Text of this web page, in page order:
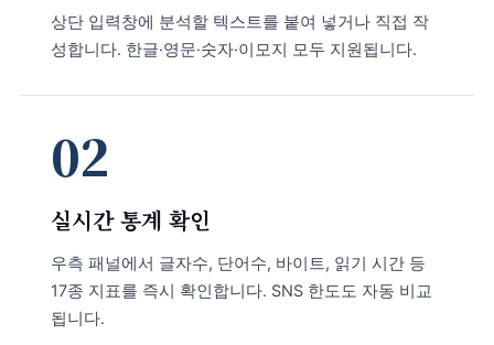
상단 입력창에 분석할 텍스트를 붙여 넣거나 직접 작
성합니다. 한글·영문·숫자·이모지 모두 지원됩니다.
02
실시간 통계 확인
우측 패널에서 글자수, 단어수, 바이트, 읽기 시간 등
17종 지표를 즉시 확인합니다. SNS 한도도 자동 비교
됩니다.